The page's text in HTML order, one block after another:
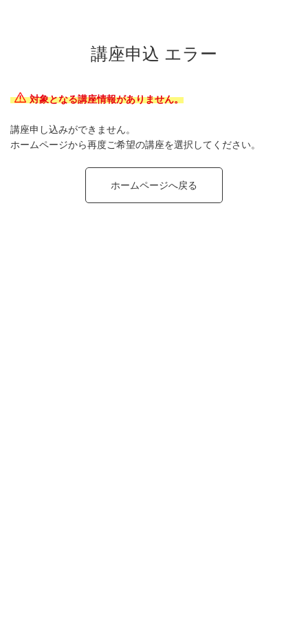
講座申込 エラー
対象となる講座情報がありません。
講座申し込みができません。
ホームページから再度ご希望の講座を選択してください。
ホームページへ戻る